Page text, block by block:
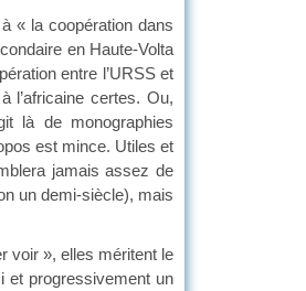
« la coopération dans
en Haute-Volta
entre l’URSS et
l’africaine certes. Ou,
là de monographies
est mince. Utiles et
jamais assez de
un demi-siècle), mais
voir », elles méritent le
et progressivement un